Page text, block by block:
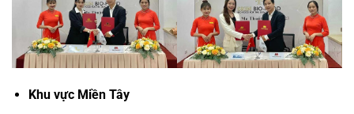
Khu vực Miền Tây